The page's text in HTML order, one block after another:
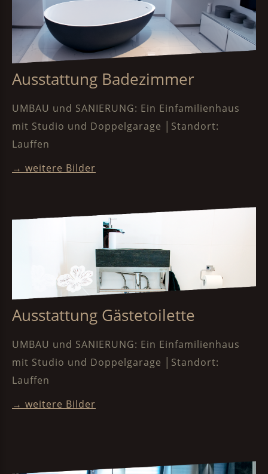
Ausstattung Badezimmer
UMBAU und SANIERUNG: Ein Einfamilienhaus
mit Studio und Doppelgarage │Standort:
Lauffen
→ weitere Bilder
Ausstattung Gästetoilette
UMBAU und SANIERUNG: Ein Einfamilienhaus
mit Studio und Doppelgarage │Standort:
Lauffen
→ weitere Bilder